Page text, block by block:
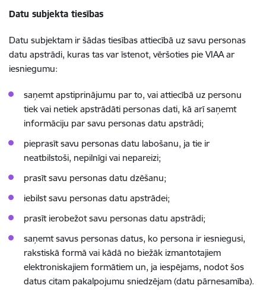
Datu subjekta tiesības
Datu subjektam ir šādas tiesības attiecībā uz savu personas
datu apstrādi, kuras tas var īstenot, vēršoties pie VIAA ar
iesniegumu:
saņemt apstiprinājumu par to, vai attiecībā uz personu
tiek vai netiek apstrādāti personas dati, kā arī saņemt
informāciju par savu personas datu apstrādi;
pieprasīt savu personas datu labošanu, ja tie ir
neatbilstoši, nepilnīgi vai nepareizi;
prasīt savu personas datu dzēšanu;
iebilst savu personas datu apstrādei;
prasīt ierobežot savu personas datu apstrādi;
saņemt savus personas datus, ko persona ir iesniegusi,
rakstiskā formā vai kādā no biežāk izmantotajiem
elektroniskajiem formātiem un, ja iespējams, nodot šos
datus citam pakalpojumu sniedzējam (datu pārnesamība).